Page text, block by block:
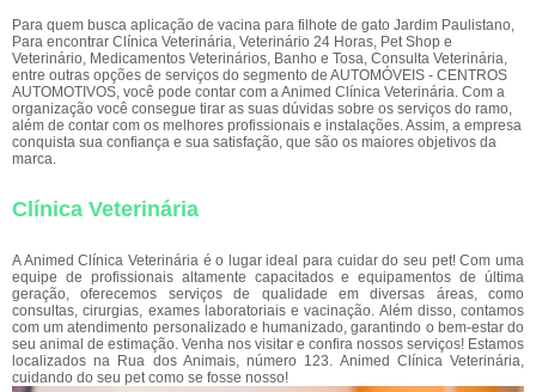
Para quem busca aplicação de vacina para filhote de gato Jardim Paulistano,
Para encontrar Clínica Veterinária, Veterinário 24 Horas, Pet Shop e
Veterinário, Medicamentos Veterinários, Banho e Tosa, Consulta Veterinária,
entre outras opções de serviços do segmento de AUTOMÓVEIS - CENTROS
AUTOMOTIVOS, você pode contar com a Animed Clínica Veterinária. Com a
organização você consegue tirar as suas dúvidas sobre os serviços do ramo,
além de contar com os melhores profissionais e instalações. Assim, a empresa
conquista sua confiança e sua satisfação, que são os maiores objetivos da
marca.
Clínica Veterinária
A Animed Clínica Veterinária é o lugar ideal para cuidar do seu pet! Com uma
equipe de profissionais altamente capacitados e equipamentos de última
geração, oferecemos serviços de qualidade em diversas áreas, como
consultas, cirurgias, exames laboratoriais e vacinação. Além disso, contamos
com um atendimento personalizado e humanizado, garantindo o bem-estar do
seu animal de estimação. Venha nos visitar e confira nossos serviços! Estamos
localizados na Rua dos Animais, número 123. Animed Clínica Veterinária,
cuidando do seu pet como se fosse nosso!